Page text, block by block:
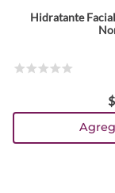
Hidratante
$